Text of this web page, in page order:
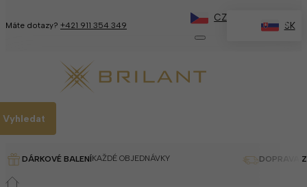
Máte dotazy? +421 911 354 349
CZ
SK
Vyhledat
DÁRKOVÉ BALENÍKAŽDÉ OBJEDNÁVKY DOPRAVA
✕